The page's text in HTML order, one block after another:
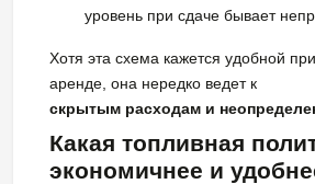
уровень при сдаче бывает
Хотя эта схема кажется удобной
аренде, она нередко ведет к
скрытым расходам и
Какая топливная
экономичнее и